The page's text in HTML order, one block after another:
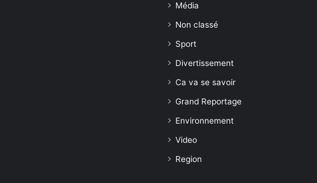
Média
Non classé
Sport
Divertissement
Ca va se savoir
Grand Reportage
Environnement
Video
Region